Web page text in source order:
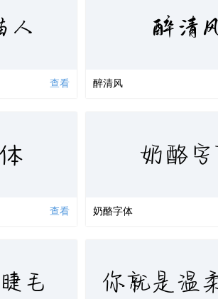
人
查看
醉清
醉清风
查看
奶酪字
奶酪字体
毛 你就是温